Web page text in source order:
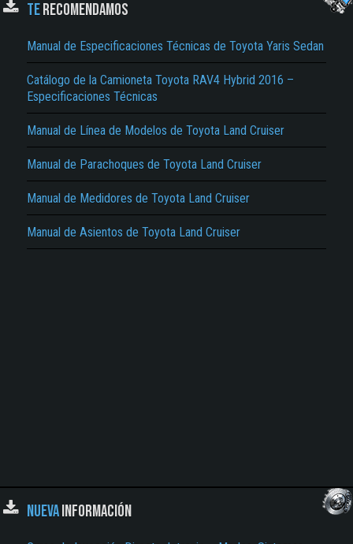
TERECOMENDAMOS
Manual de Especificaciones Técnicas de Toyota Yaris Sedan
Catálogo de la Camioneta Toyota RAV4 Hybrid 2016 –
Especificaciones Técnicas
Manual de Línea de Modelos de Toyota Land Cruiser
Manual de Parachoques de Toyota Land Cruiser
Manual de Medidores de Toyota Land Cruiser
Manual de Asientos de Toyota Land Cruiser
NUEVAINFORMACIÓN
Texto o Imagen de portada son erróneos.
No carga o no se visualiza el contenido.
Reportar otro tipo de error...